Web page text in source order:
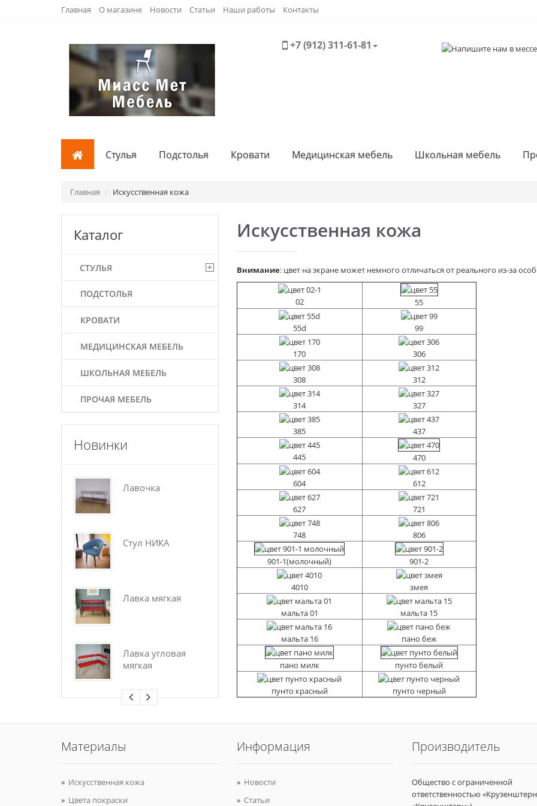
Главная О магазине Новости Статьи Наши работы Контакты
+7 (912) 311-61-81
Стулья Подстолья Кровати Медицинская мебель Школьная мебель
Главная Искусственная кожа
Каталог
СТУЛЬЯ +
ПОДСТОЛЬЯ
КРОВАТИ
МЕДИЦИНСКАЯ МЕБЕЛЬ
ШКОЛЬНАЯ МЕБЕЛЬ
ПРОЧАЯ МЕБЕЛЬ
Новинки
Лавочка
Стул НИКА
Лавка мягкая
Лавка угловая
мягкая
Подстолье
Стол обеденный
Банкетка
школьная на двух
стойках
Банкетка
школьная
Искусственная кожа
Внимание: цвет на экране может немного отличаться от реального из-за
02 55
55d 99
170 306
308 312
314 327
385 437
445 470
604 612
627 721
748 806
901-1(молочный) 901-2
4010 змея
мальта 01 мальта 15
мальта 16 пано беж
пано милк пунто белый
пунто красный пунто черный
Материалы
Искусственная кожа
Цвета покраски
Информация
Новости
Статьи
Производитель
Общество с ограниченной
ответственностью